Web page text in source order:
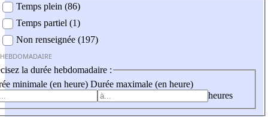
Temps plein (86)
Temps partiel (1)
Non renseignée (197)
la durée hebdomadaire :
minimale (en heure) Durée maximale (en heure)
heures